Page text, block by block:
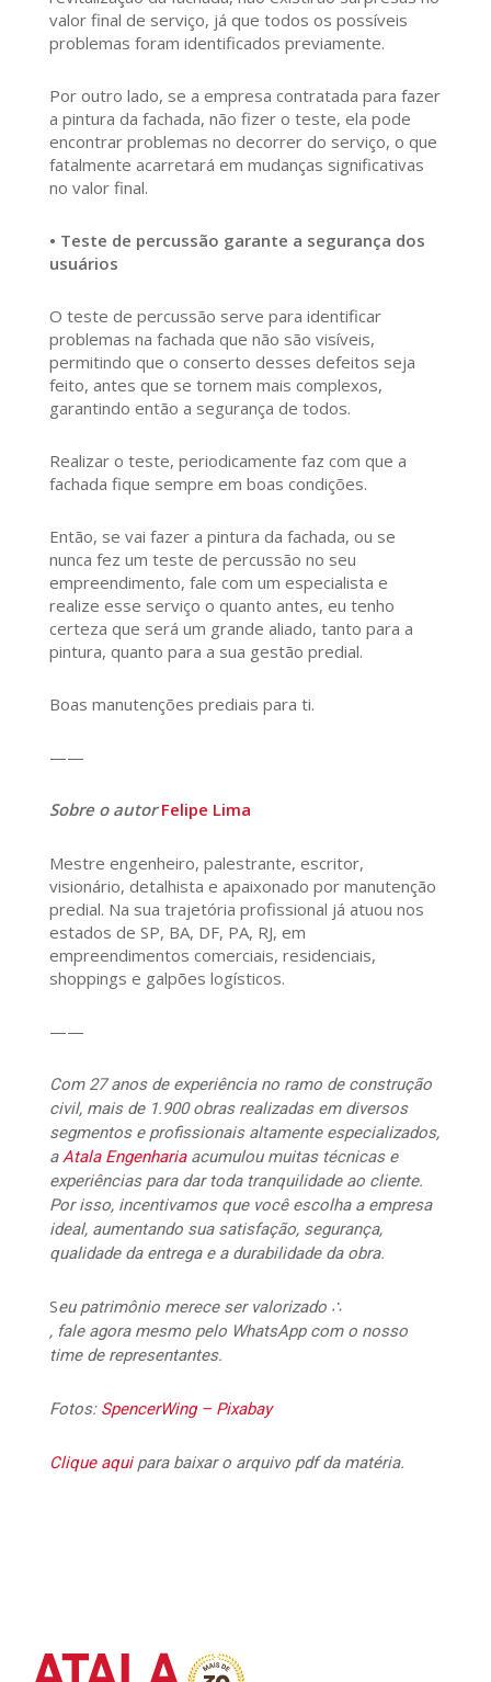
valor final de serviço, já que todos os possíveis
problemas foram identificados previamente.
Por outro lado, se a empresa contratada para fazer
a pintura da fachada, não fizer o teste, ela pode
encontrar problemas no decorrer do serviço, o que
fatalmente acarretará em mudanças significativas
no valor final.
• Teste de percussão garante a segurança dos
usuários
O teste de percussão serve para identificar
problemas na fachada que não são visíveis,
permitindo que o conserto desses defeitos seja
feito, antes que se tornem mais complexos,
garantindo então a segurança de todos.
Realizar o teste, periodicamente faz com que a
fachada fique sempre em boas condições.
Então, se vai fazer a pintura da fachada, ou se
nunca fez um teste de percussão no seu
empreendimento, fale com um especialista e
realize esse serviço o quanto antes, eu tenho
certeza que será um grande aliado, tanto para a
pintura, quanto para a sua gestão predial.
Boas manutenções prediais para ti.
——
Sobre o autorFelipe Lima
Mestre engenheiro, palestrante, escritor,
visionário, detalhista e apaixonado por manutenção
predial. Na sua trajetória profissional já atuou nos
estados de SP, BA, DF, PA, RJ, em
empreendimentos comerciais, residenciais,
shoppings e galpões logísticos.
——
Com 27 anos de experiência no ramo de construção
civil, mais de 1.900 obras realizadas em diversos
segmentos e profissionais altamente especializados,
aAtala Engenhariaacumulou muitas técnicas e
experiências para dar toda tranquilidade ao cliente.
Por isso, incentivamos que você escolha a empresa
ideal, aumentando sua satisfação, segurança,
qualidade da entrega e a durabilidade da obra.
Seu patrimônio merece ser valorizado ∴
, fale agora mesmo pelo WhatsApp com o nosso
time de representantes.
Fotos: SpencerWing – Pixabay
Clique aquipara baixar o arquivo pdf da matéria.